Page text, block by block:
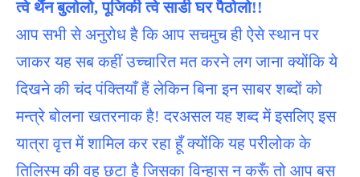
त्वे थैंन बुलोलो, पूजिकी त्वे साडी घर पैठोलो!!
आप सभी से अनुरोध है कि आप सचमुच ही ऐसे स्थान पर
जाकर यह सब कहीं उच्चारित मत करने लग जाना क्योंकि ये
दिखने की चंद पंक्तियाँ हैं लेकिन बिना इन साबर शब्दों को
मन्त्रे बोलना खतरनाक है! दरअसल यह शब्द में इसलिए इस
यात्रा वृत्त में शामिल कर रहा हूँ क्योंकि यह परीलोक के
तिलिस्म की वह छटा है जिसका विन्हास न करूँ तो आप बस